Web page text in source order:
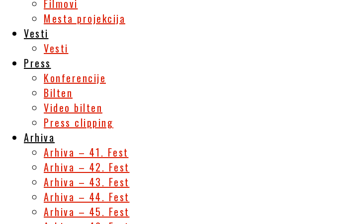
Filmovi
Mesta projekcija
Vesti
Vesti
Press
Konferencije
Bilten
Video bilten
Press clipping
Arhiva
Arhiva – 41. Fest
Arhiva – 42. Fest
Arhiva – 43. Fest
Arhiva – 44. Fest
Arhiva – 45. Fest